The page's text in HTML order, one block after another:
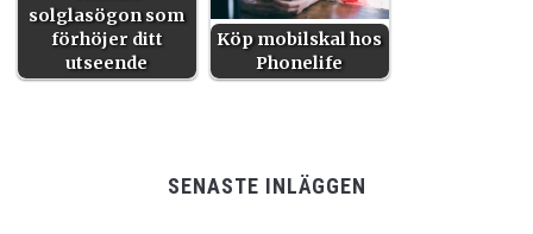
solglasögon som
förhöjer ditt
utseende
Köp mobilskal hos
Phonelife
SENASTE INLÄGGEN